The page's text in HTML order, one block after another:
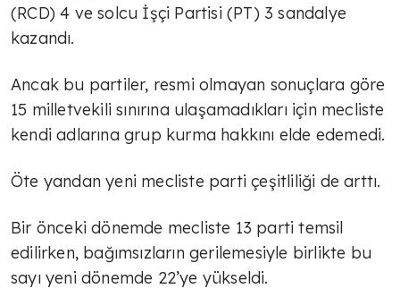
(RCD) 4 ve solcu İşçi Partisi (PT) 3 sandalye
kazandı.
Ancak bu partiler, resmi olmayan sonuçlara göre
15 milletvekili sınırına ulaşamadıkları için mecliste
kendi adlarına grup kurma hakkını elde edemedi.
Öte yandan yeni mecliste parti çeşitliliği de arttı.
Bir önceki dönemde mecliste 13 parti temsil
edilirken, bağımsızların gerilemesiyle birlikte bu
sayı yeni dönemde 22’ye yükseldi.